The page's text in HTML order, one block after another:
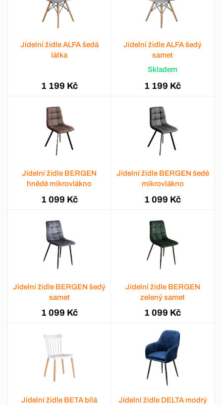
Jídelní židle ALFA šedá
látka
1 199 Kč
Jídelní židle ALFA šedý
samet
Skladem
1 199 Kč
Jídelní židle BERGEN
hnědé mikrovlákno
1 099 Kč
Jídelní židle BERGEN šedé
mikrovlákno
1 099 Kč
Jídelní židle BERGEN šedý
samet
1 099 Kč
Jídelní židle BERGEN
zelený samet
1 099 Kč
Jídelní židle BETA bílá
Jídelní židle DELTA modrý